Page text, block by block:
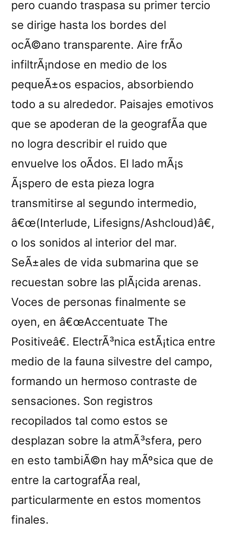
pero cuando traspasa su primer tercio
se dirige hasta los bordes del
ocÃ©ano transparente. Aire frÃ­o
infiltrÃ¡ndose en medio de los
pequeÃ±os espacios, absorbiendo
todo a su alrededor. Paisajes emotivos
que se apoderan de la geografÃ­a que
no logra describir el ruido que
envuelve los oÃ­dos. El lado mÃ¡s
Ã¡spero de esta pieza logra
transmitirse al segundo intermedio,
â€œ(Interlude, Lifesigns/Ashcloud)â€,
o los sonidos al interior del mar.
SeÃ±ales de vida submarina que se
recuestan sobre las plÃ¡cida arenas.
Voces de personas finalmente se
oyen, en â€œAccentuate The
Positiveâ€. ElectrÃ³nica estÃ¡tica entre
medio de la fauna silvestre del campo,
formando un hermoso contraste de
sensaciones. Son registros
recopilados tal como estos se
desplazan sobre la atmÃ³sfera, pero
en esto tambiÃ©n hay mÃºsica que de
entre la cartografÃ­a real,
particularmente en estos momentos
finales.